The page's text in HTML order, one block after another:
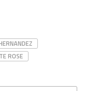
ROSE